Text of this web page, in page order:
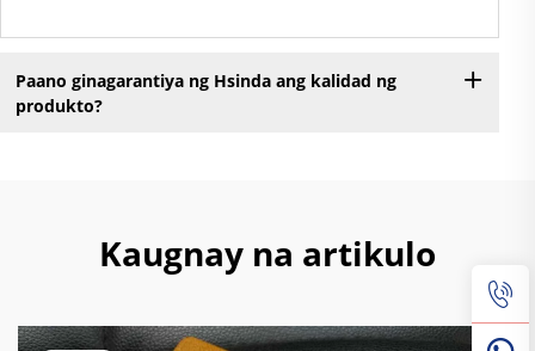
Paano ginagarantiya ng Hsinda ang kalidad ng
produkto?
Kaugnay na artikulo